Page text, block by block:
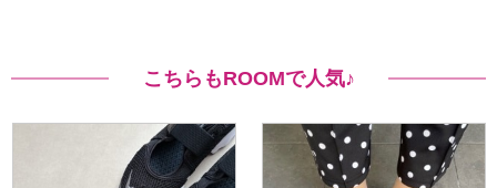
こちらもROOMで人気♪